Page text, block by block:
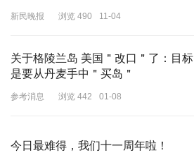
新民晚报 浏览 490 11-04
关于格陵兰岛 美国＂改口＂了：目标
是要从丹麦手中＂买岛＂
参考消息 浏览 442 01-08
今日最难得，我们十一周年啦！